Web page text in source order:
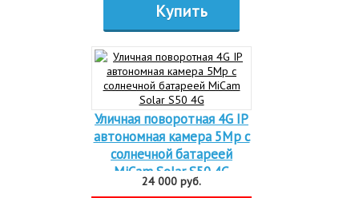
Купить
Уличная поворотная 4G IP
автономная камера 5Mp с
солнечной батареей
MiCam Solar S50 4G
24 000 руб.